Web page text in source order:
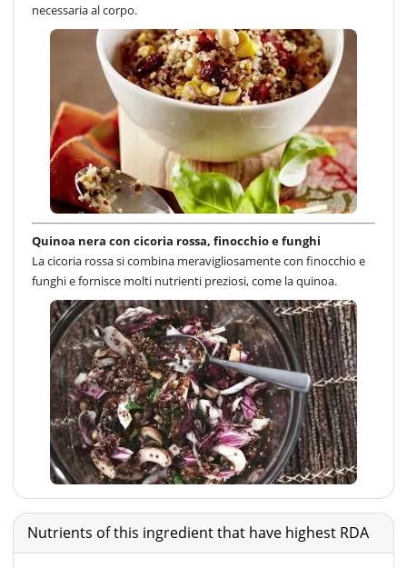
necessaria al corpo.
Quinoa nera con cicoria rossa, finocchio e funghi
La cicoria rossa si combina meravigliosamente con finocchio e
funghi e fornisce molti nutrienti preziosi, come la quinoa.
Nutrients of this ingredient that have highest RDA